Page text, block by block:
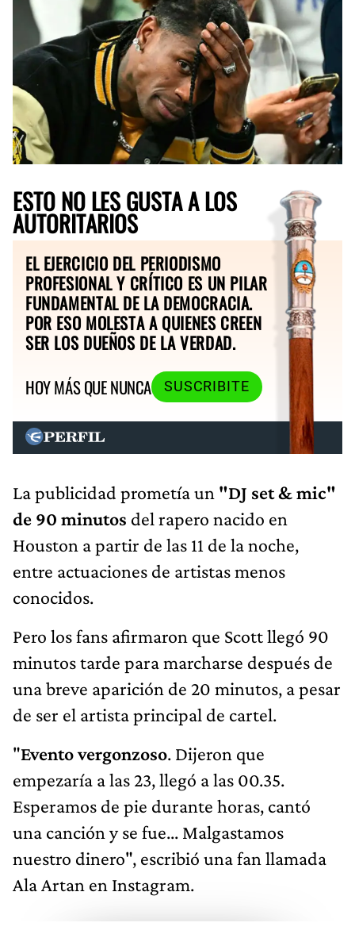
ESTO NO LES GUSTA A LOS
AUTORITARIOS
EL EJERCICIO DEL PERIODISMO
PROFESIONAL Y CRÍTICO ES UN PILAR
FUNDAMENTAL DE LA DEMOCRACIA.
POR ESO MOLESTA A QUIENES CREEN
SER LOS DUEÑOS DE LA VERDAD.
HOY MÁS QUE NUNCA
SUSCRIBITE
La publicidad prometía un "DJ set & mic"
de 90 minutos del rapero nacido en
Houston a partir de las 11 de la noche,
entre actuaciones de artistas menos
conocidos.
Pero los fans afirmaron que Scott llegó 90
minutos tarde para marcharse después de
una breve aparición de 20 minutos, a pesar
de ser el artista principal de cartel.
"Evento vergonzoso. Dijeron que
empezaría a las 23, llegó a las 00.35.
Esperamos de pie durante horas, cantó
una canción y se fue... Malgastamos
nuestro dinero", escribió una fan llamada
Ala Artan en Instagram.